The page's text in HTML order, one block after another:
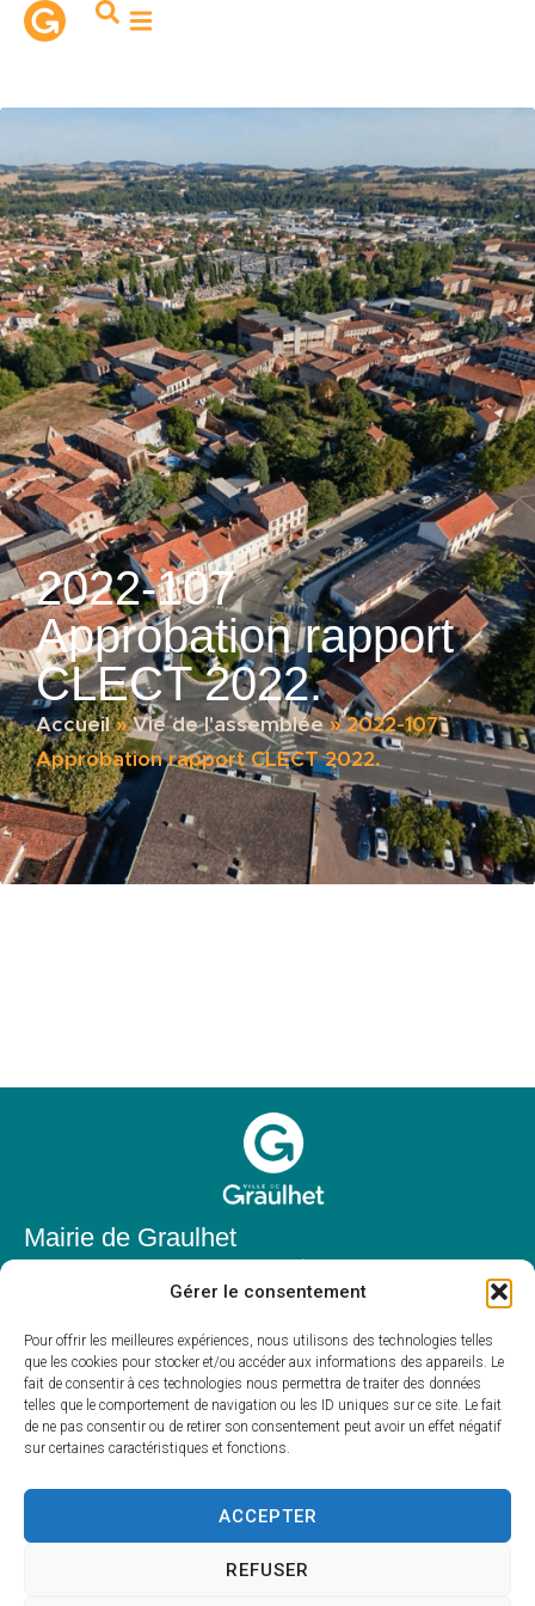
Gérer le consentement
Pour offrir les meilleures expériences, nous utilisons des technologies telles
que les cookies pour stocker et/ou accéder aux informations des appareils. Le
fait de consentir à ces technologies nous permettra de traiter des données
telles que le comportement de navigation ou les ID uniques sur ce site. Le fait
de ne pas consentir ou de retirer son consentement peut avoir un effet négatif
sur certaines caractéristiques et fonctions.
ACCEPTER
REFUSER
principal
2022-107
Approbation rapport
CLECT 2022.
Accueil»Vie de l'assemblée»2022-107
Approbation rapport CLECT 2022.
Mairie de Graulhet
81300 Graulhet
05 63 42 85 50
mairie@mairie-graulhet.fr
Horaires d'ouverture
Du lundi au vendredi :